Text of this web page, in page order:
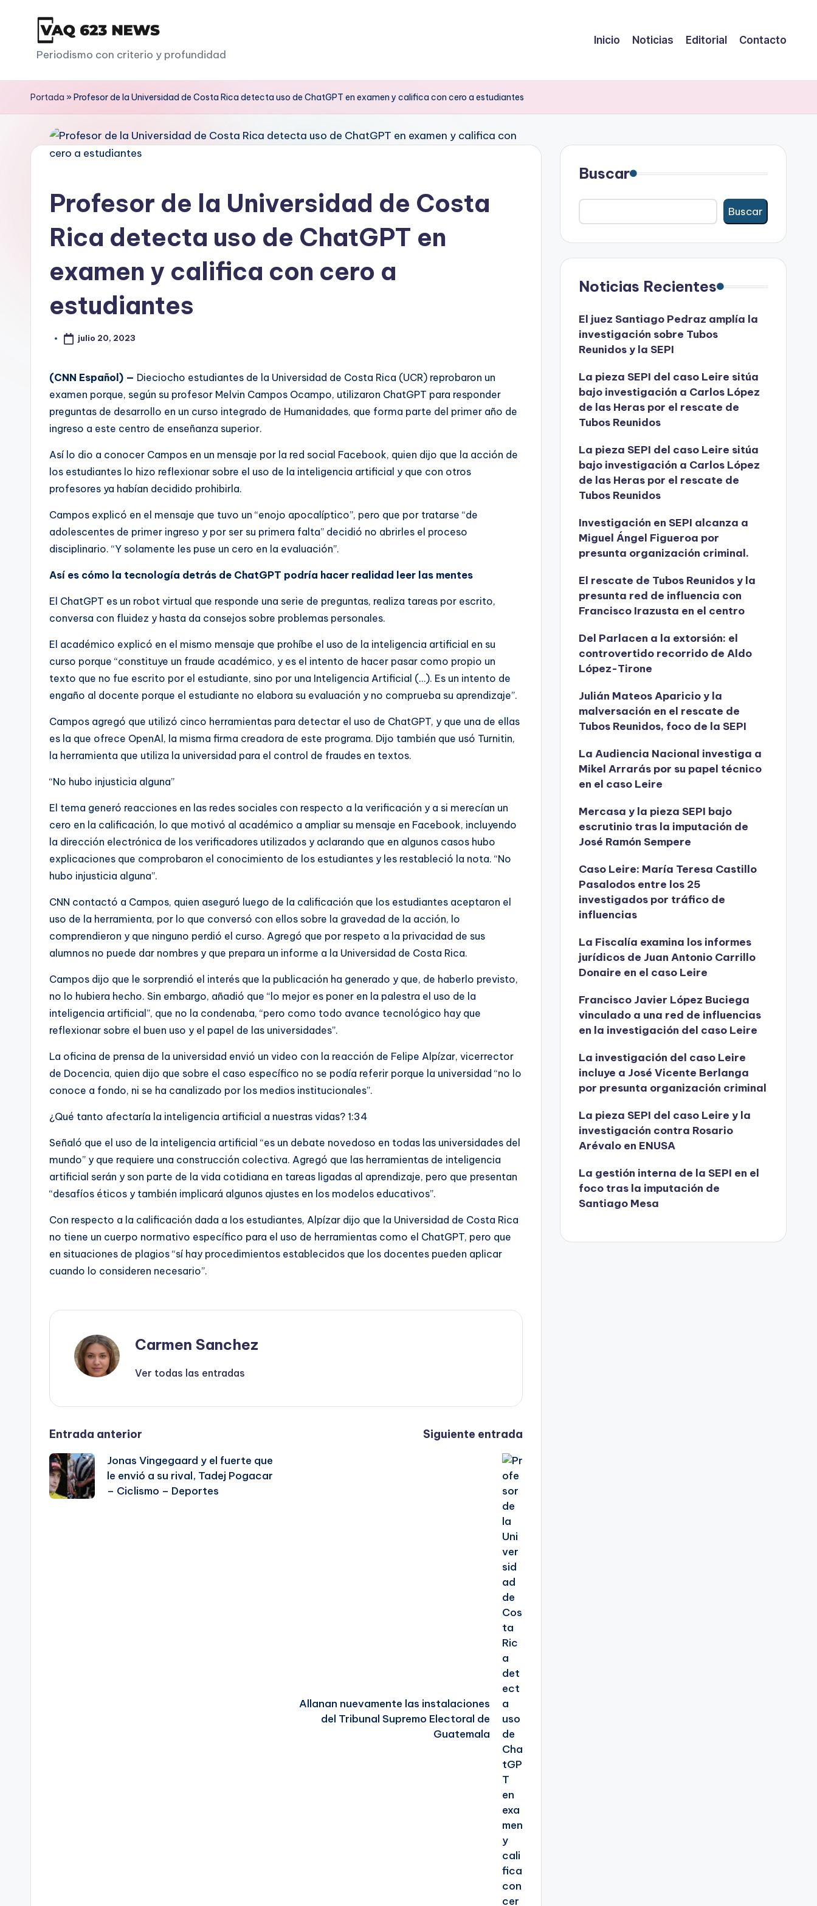
V
a
q
Periodismo con criterio y profundidad
Inicio Noticias Editorial Contacto
Portada »Profesor de la Universidad de Costa Rica detecta uso de ChatGPT en examen y califica con cero a estudiantes
Profesor de la Universidad de Costa
Rica detecta uso de ChatGPT en
examen y califica con cero a
estudiantes
julio 20, 2023
(CNN Español) — Dieciocho estudiantes de la Universidad de Costa Rica (UCR) reprobaron un
examen porque, según su profesor Melvin Campos Ocampo, utilizaron ChatGPT para responder
preguntas de desarrollo en un curso integrado de Humanidades, que forma parte del primer año de
ingreso a este centro de enseñanza superior.
Así lo dio a conocer Campos en un mensaje por la red social Facebook, quien dijo que la acción de
los estudiantes lo hizo reflexionar sobre el uso de la inteligencia artificial y que con otros
profesores ya habían decidido prohibirla.
Campos explicó en el mensaje que tuvo un “enojo apocalíptico”, pero que por tratarse “de
adolescentes de primer ingreso y por ser su primera falta” decidió no abrirles el proceso
disciplinario. “Y solamente les puse un cero en la evaluación”.
Así es cómo la tecnología detrás de ChatGPT podría hacer realidad leer las mentes
El ChatGPT es un robot virtual que responde una serie de preguntas, realiza tareas por escrito,
conversa con fluidez y hasta da consejos sobre problemas personales.
El académico explicó en el mismo mensaje que prohíbe el uso de la inteligencia artificial en su
curso porque “constituye un fraude académico, y es el intento de hacer pasar como propio un
texto que no fue escrito por el estudiante, sino por una Inteligencia Artificial (…). Es un intento de
engaño al docente porque el estudiante no elabora su evaluación y no comprueba su aprendizaje”.
Campos agregó que utilizó cinco herramientas para detectar el uso de ChatGPT, y que una de ellas
es la que ofrece OpenAl, la misma firma creadora de este programa. Dijo también que usó Turnitin,
la herramienta que utiliza la universidad para el control de fraudes en textos.
“No hubo injusticia alguna”
El tema generó reacciones en las redes sociales con respecto a la verificación y a si merecían un
cero en la calificación, lo que motivó al académico a ampliar su mensaje en Facebook, incluyendo
la dirección electrónica de los verificadores utilizados y aclarando que en algunos casos hubo
explicaciones que comprobaron el conocimiento de los estudiantes y les restableció la nota. “No
hubo injusticia alguna”.
CNN contactó a Campos, quien aseguró luego de la calificación que los estudiantes aceptaron el
uso de la herramienta, por lo que conversó con ellos sobre la gravedad de la acción, lo
comprendieron y que ninguno perdió el curso. Agregó que por respeto a la privacidad de sus
alumnos no puede dar nombres y que prepara un informe a la Universidad de Costa Rica.
Campos dijo que le sorprendió el interés que la publicación ha generado y que, de haberlo previsto,
no lo hubiera hecho. Sin embargo, añadió que “lo mejor es poner en la palestra el uso de la
inteligencia artificial”, que no la condenaba, “pero como todo avance tecnológico hay que
reflexionar sobre el buen uso y el papel de las universidades”.
La oficina de prensa de la universidad envió un video con la reacción de Felipe Alpízar, vicerrector
de Docencia, quien dijo que sobre el caso específico no se podía referir porque la universidad “no lo
conoce a fondo, ni se ha canalizado por los medios institucionales”.
¿Qué tanto afectaría la inteligencia artificial a nuestras vidas? 1:34
Señaló que el uso de la inteligencia artificial “es un debate novedoso en todas las universidades del
mundo” y que requiere una construcción colectiva. Agregó que las herramientas de inteligencia
artificial serán y son parte de la vida cotidiana en tareas ligadas al aprendizaje, pero que presentan
“desafíos éticos y también implicará algunos ajustes en los modelos educativos”.
Con respecto a la calificación dada a los estudiantes, Alpízar dijo que la Universidad de Costa Rica
no tiene un cuerpo normativo específico para el uso de herramientas como el ChatGPT, pero que
en situaciones de plagios “sí hay procedimientos establecidos que los docentes pueden aplicar
cuando lo consideren necesario”.
Carmen Sanchez
Ver todas las entradas
Navegación
de
entradas
Entrada anterior
Jonas Vingegaard y el fuerte que
le envió a su rival, Tadej Pogacar
– Ciclismo – Deportes
Siguiente entrada
Allanan nuevamente las instalaciones
del Tribunal Supremo Electoral de
Guatemala
Buscar
Buscar
Noticias Recientes
El juez Santiago Pedraz amplía la
investigación sobre Tubos
Reunidos y la SEPI
La pieza SEPI del caso Leire sitúa
bajo investigación a Carlos López
de las Heras por el rescate de
Tubos Reunidos
La pieza SEPI del caso Leire sitúa
bajo investigación a Carlos López
de las Heras por el rescate de
Tubos Reunidos
Investigación en SEPI alcanza a
Miguel Ángel Figueroa por
presunta organización criminal.
El rescate de Tubos Reunidos y la
presunta red de influencia con
Francisco Irazusta en el centro
Del Parlacen a la extorsión: el
controvertido recorrido de Aldo
López-Tirone
Julián Mateos Aparicio y la
malversación en el rescate de
Tubos Reunidos, foco de la SEPI
La Audiencia Nacional investiga a
Mikel Arrarás por su papel técnico
en el caso Leire
Mercasa y la pieza SEPI bajo
escrutinio tras la imputación de
José Ramón Sempere
Caso Leire: María Teresa Castillo
Pasalodos entre los 25
investigados por tráfico de
influencias
La Fiscalía examina los informes
jurídicos de Juan Antonio Carrillo
Donaire en el caso Leire
Francisco Javier López Buciega
vinculado a una red de influencias
en la investigación del caso Leire
La investigación del caso Leire
incluye a José Vicente Berlanga
por presunta organización criminal
La pieza SEPI del caso Leire y la
investigación contra Rosario
Arévalo en ENUSA
La gestión interna de la SEPI en el
foco tras la imputación de
Santiago Mesa